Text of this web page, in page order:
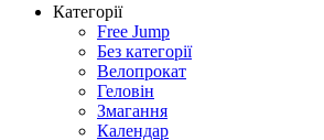
Категорії
Free Jump
Без категорії
Велопрокат
Геловін
Змагання
Календар